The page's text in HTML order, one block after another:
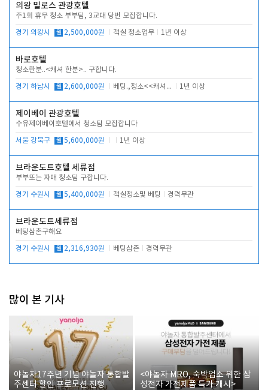
의왕 밀로스 관광호텔
주1회 휴무 청소 부부팀, 3교대 당번 모집합니다.
경기 의왕시 월 2,500,000원 객실 청소업무 1년 이상
바로호텔
청소한분..<캐셔 한분>.. 구합니다.
경기 하남시 월 2,600,000원 베팅.,청소<<캐셔 모셔봅니다. 1년 이상
제이베이 관광호텔
수유제이베이호텔에서 청소팀 모집합니다
서울 강북구 월 5,600,000원 1년 이상
브라운도트호텔 세류점
부부또는 자매 청소팀 구합니다.
경기 수원시 월 5,400,000원 객실청소및 베팅 경력무관
브라운도트세류점
베팅삼촌구해요
경기 수원시 월 2,316,930원 베팅삼촌 경력무관
많이 본 기사
야놀자17주년 기념 야놀자 통합발
주센터 할인 프로모션 진행
<야놀자 MRO, 숙박업소 위한 삼
성전자 가전제품 특가 개시>